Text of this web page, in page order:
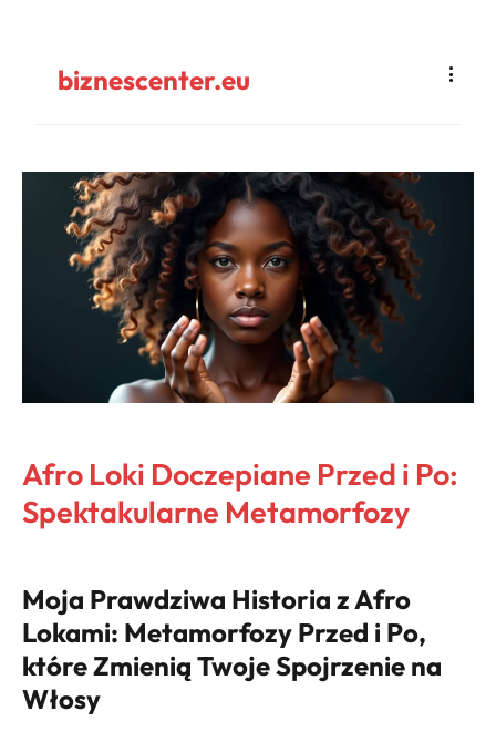
biznescenter.eu
Afro Loki Doczepiane Przed i Po:
Spektakularne Metamorfozy
Moja Prawdziwa Historia z Afro
Lokami: Metamorfozy Przed i Po,
które Zmienią Twoje Spojrzenie na
Włosy